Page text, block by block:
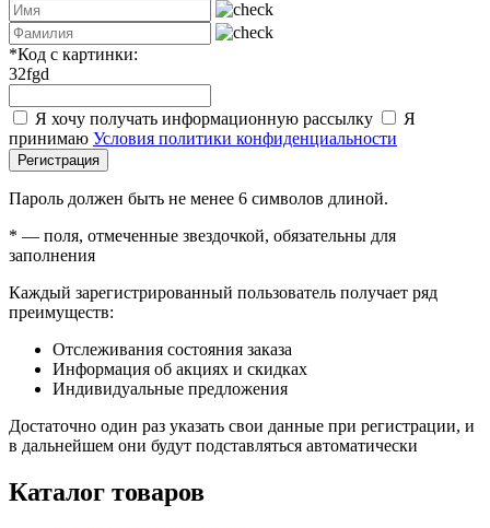
*Код с картинки:
32fgd
Я хочу получать информационную рассылку
Я
принимаю Условия политики конфиденциальности
Регистрация
Пароль должен быть не менее 6 символов длиной.
* — поля, отмеченные звездочкой, обязательны для
заполнения
Каждый зарегистрированный пользователь получает ряд
преимуществ:
Отслеживания состояния заказа
Информация об акциях и скидках
Индивидуальные предложения
Достаточно один раз указать свои данные при регистрации, и
в дальнейшем они будут подставляться автоматически
Каталог товаров